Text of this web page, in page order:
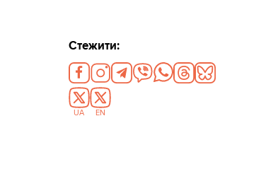
Стежити:
UA EN